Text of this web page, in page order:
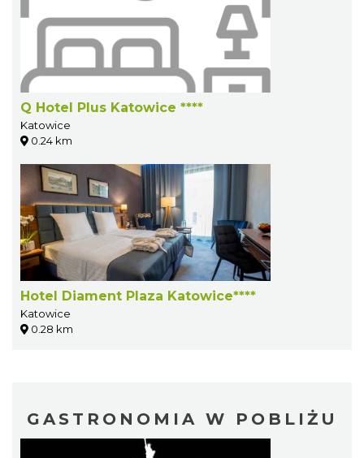
Q Hotel Plus Katowice ****
Katowice
0.24 km
Hotel Diament Plaza Katowice****
Katowice
0.28 km
GASTRONOMIA W POBLIŻU